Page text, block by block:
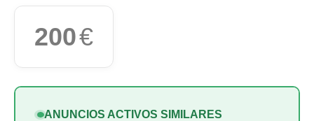
200€
ANUNCIOS ACTIVOS SIMILARES